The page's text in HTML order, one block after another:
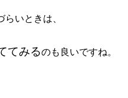
いときは、
てみるのも良いですね。